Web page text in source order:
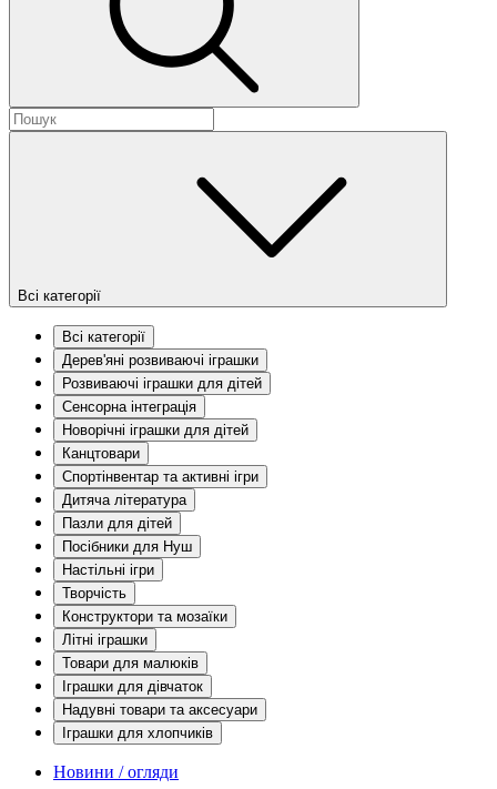
Всі категорії
Всі категорії
Дерев'яні розвиваючі іграшки
Розвиваючі іграшки для дітей
Сенсорна інтеграція
Новорічні іграшки для дітей
Канцтовари
Спортінвентар та активні ігри
Дитяча література
Пазли для дітей
Посібники для Нуш
Настільні ігри
Творчість
Конструктори та мозаїки
Літні іграшки
Товари для малюків
Іграшки для дівчаток
Надувні товари та аксесуари
Іграшки для хлопчиків
Новини / огляди